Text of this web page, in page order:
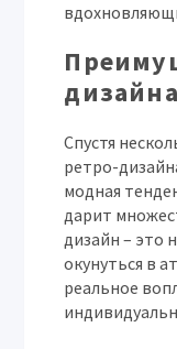
дизайна
Спустя
ретро-
модная
дарит
дизайн – это
окунуться в
реальное